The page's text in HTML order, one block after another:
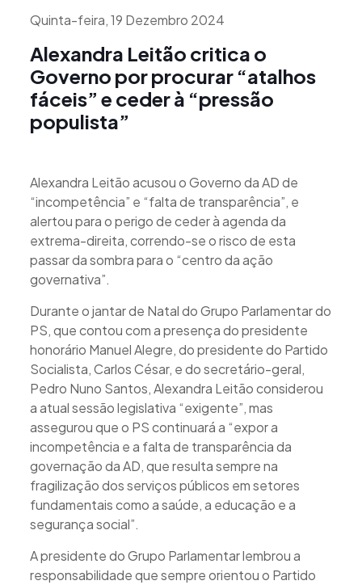
Quinta-feira, 19 Dezembro 2024
Alexandra Leitão critica o
Governo por procurar “atalhos
fáceis” e ceder à “pressão
populista”
Alexandra Leitão acusou o Governo da AD de
“incompetência” e “falta de transparência”, e
alertou para o perigo de ceder à agenda da
extrema-direita, correndo-se o risco de esta
passar da sombra para o “centro da ação
governativa”.
Durante o jantar de Natal do Grupo Parlamentar do
PS, que contou com a presença do presidente
honorário Manuel Alegre, do presidente do Partido
Socialista, Carlos César, e do secretário-geral,
Pedro Nuno Santos, Alexandra Leitão considerou
a atual sessão legislativa “exigente”, mas
assegurou que o PS continuará a “expor a
incompetência e a falta de transparência da
governação da AD, que resulta sempre na
fragilização dos serviços públicos em setores
fundamentais como a saúde, a educação e a
segurança social”.
A presidente do Grupo Parlamentar lembrou a
responsabilidade que sempre orientou o Partido